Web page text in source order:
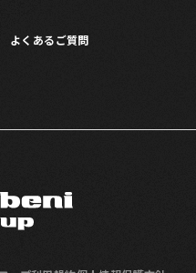
よくあるご質問